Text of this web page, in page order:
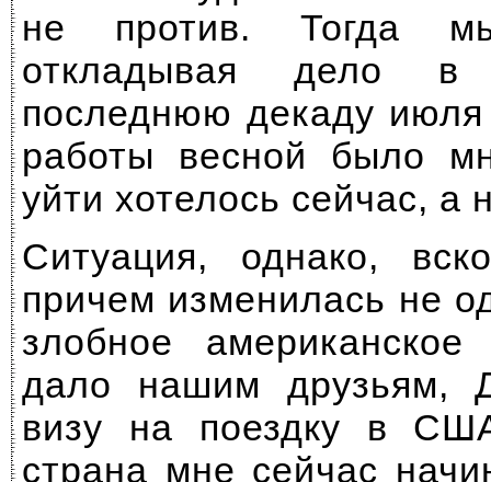
не против. Тогда
откладывая дело в
последнюю декаду
работы весной было
уйти хотелось сейчас, а
Ситуация, однако,
причем изменилась не
злобное американское
дало нашим друзьям,
визу на поездку в
страна мне сейчас